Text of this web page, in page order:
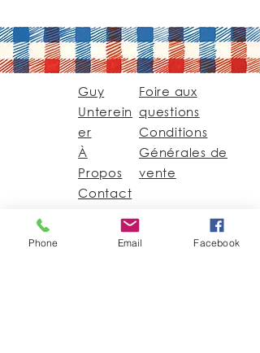
Guy
Unterein
er
À
Propos
Contact
Foire aux
questions
Conditions
Générales de
vente
Guy@GuyUntereiner.fr
Phone Email Facebook